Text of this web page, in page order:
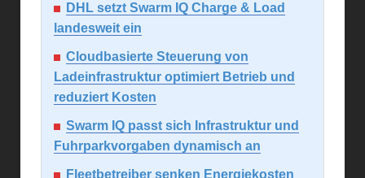
DHL setzt Swarm IQ Charge & Load
landesweit ein
Cloudbasierte Steuerung von
Ladeinfrastruktur optimiert Betrieb und
reduziert Kosten
Swarm IQ passt sich Infrastruktur und
Fuhrparkvorgaben dynamisch an
Fleetbetreiber senken Energiekosten